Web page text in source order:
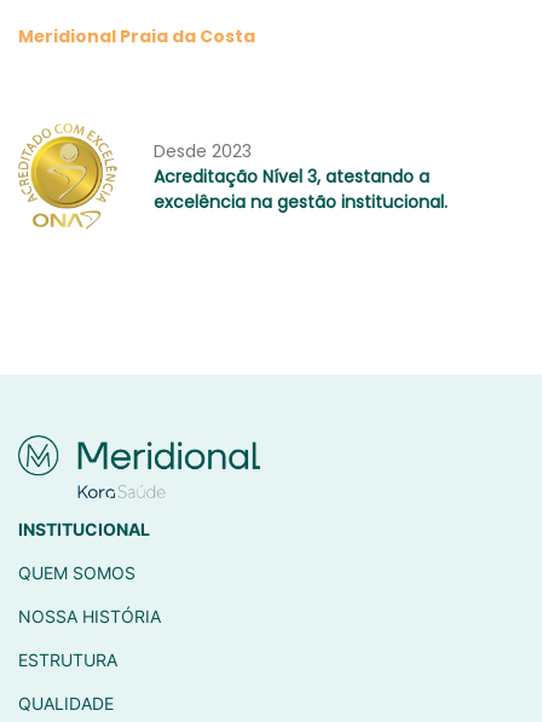
Meridional Praia da Costa
Desde 2023
Acreditação Nível 3, atestando a
excelência na gestão institucional.
INSTITUCIONAL
QUEM SOMOS
NOSSA HISTÓRIA
ESTRUTURA
QUALIDADE